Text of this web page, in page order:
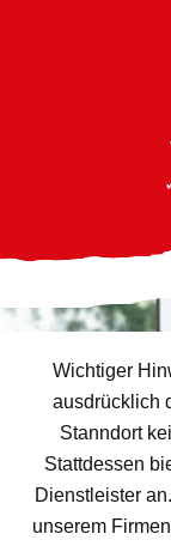
Wichtiger
ausdrücklich
Stanndort
Stattdessen
Dienstleister
unserem